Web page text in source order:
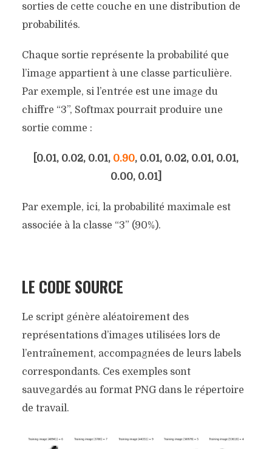
sorties de cette couche en une distribution de
probabilités.
Chaque sortie représente la probabilité que
l’image appartient à une classe particulière.
Par exemple, si l’entrée est une image du
chiffre “3”, Softmax pourrait produire une
sortie comme :
[0.01, 0.02, 0.01, 0.90, 0.01, 0.02, 0.01, 0.01,
0.00, 0.01]
Par exemple, ici, la probabilité maximale est
associée à la classe “3” (90%).
LE CODE SOURCE
Le script génère aléatoirement des
représentations d’images utilisées lors de
l’entraînement, accompagnées de leurs labels
correspondants. Ces exemples sont
sauvegardés au format PNG dans le répertoire
de travail.